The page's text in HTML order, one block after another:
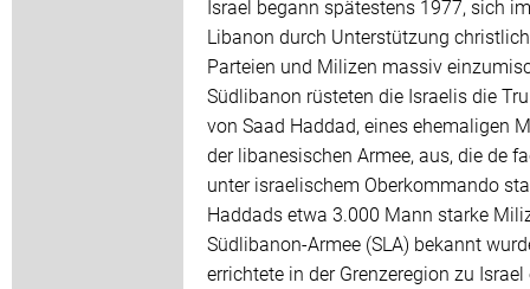
Israel begann spätestens 1977, sich im
Libanon durch Unterstützung
Parteien und Milizen massiv
Südlibanon rüsteten die Israelis die
von Saad Haddad, eines ehemaligen
der libanesischen Armee, aus, die de
unter israelischem Oberkommando
Haddads etwa 3.000 Mann starke
Südlibanon-Armee (SLA) bekannt
errichtete in der Grenzeregion zu Israel